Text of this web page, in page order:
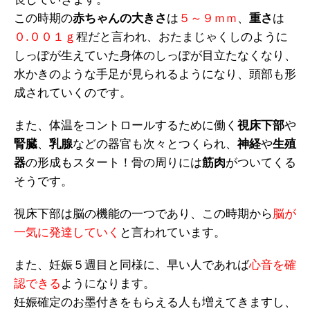
この時期の赤ちゃんの大きさは ５～９ｍｍ 、 重さは
０.００１ｇ 程だと言われ、おたまじゃくしのように
しっぽが生えていた身体のしっぽが目立たなくなり、
水かきのような手足が見られるようになり、頭部も形
成されていくのです。
また、体温をコントロールするために働く 視床下部や
腎臓、 乳腺などの器官も次々とつくられ、神経や生殖
器の形成もスタート！骨の周りには筋肉がついてくる
そうです。
視床下部は脳の機能の一つであり、この時期から脳が
一気に発達していく と言われています。
また、妊娠５週目と同様に、早い人であれば心音を確
認できる ようになります。
妊娠確定のお墨付きをもらえる人も増えてきますし、